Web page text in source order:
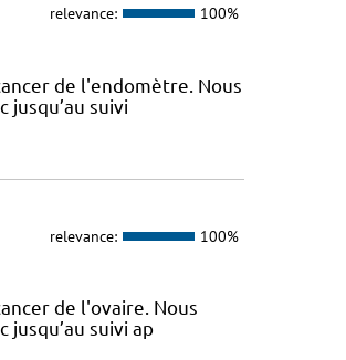
relevance: 100%
de l'endomètre. Nous
suivi
relevance: 100%
de l'ovaire. Nous
suivi ap